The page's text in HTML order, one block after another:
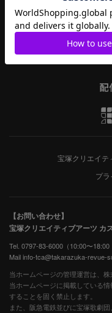
宝塚クリエイテ
プ
【お問い合わせ】
宝塚クリエイティブアーツ カ
Tel. 0797-83-6000（10:00〜
Mail info-tca@takarazuka-revue-
当ホームページの管理運営は、
当ホームページに掲載している
することを固く禁止します。
また、阪急電鉄並びに宝塚歌劇